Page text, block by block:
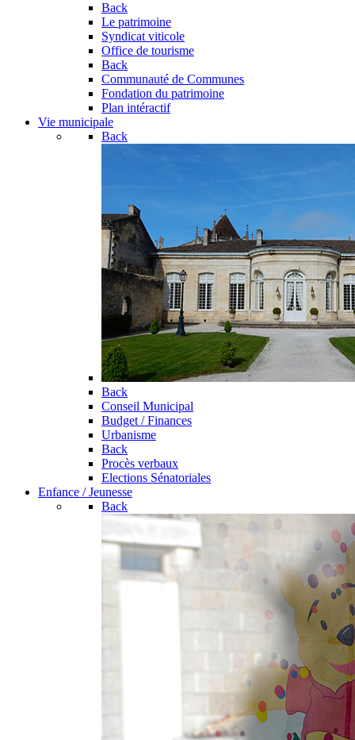
Back
Le patrimoine
Syndicat viticole
Office de tourisme
Back
Communauté de Communes
Fondation du patrimoine
Plan intéractif
Vie municipale
Back
Back
Conseil Municipal
Budget / Finances
Urbanisme
Back
Procès verbaux
Elections Sénatoriales
Enfance / Jeunesse
Back